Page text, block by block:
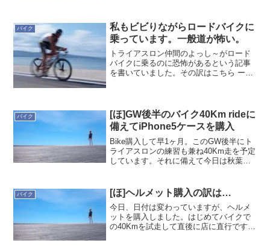
バイク
私もビビりながらロードバイクに
乗っています。一般道が怖い。
トライアスロン仲間のよっし～がロード
バイクに乗るのに恐怖があるという記事
を書いていました。その訳はこちら ー
しておきます。1.転倒...
バイク
[ほ]GW後半のバイク40Km rideに
備えてiPhone5ケースを購入
Bike購入して早1ヶ月。このGW後半にト
ライアスロンの練習も兼ね40Km走を予定
しています。それに備えて今日は秋葉原
iPhone4/4sなどにも対応できるスペ...
バイク [ほ]ヘルメット購入の訳は…
今日、日付は変わっていますが、ヘルメ
ットを購入しました。はじめてバイクで
の40Kmを試走して直後に店に直行です。